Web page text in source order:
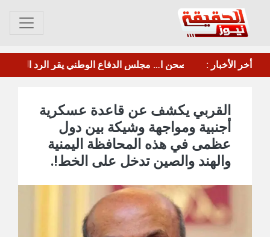
أخر الأخبار :
عصيان جزئي في العاصمة عدن للمطالبة بتحسين الخدمات والأوضاع المعيشية مأرب.. الحوثي يقصف معسكر"صحن الجنّ" بالصواريخ والطائرات المسيرة
القربي يكشف عن قاعدة عسكرية
أجنبية ومواجهة وشيكة بين دول
عظمى في هذه المحافظة اليمنية
والهند والصين تدخل على الخط!.